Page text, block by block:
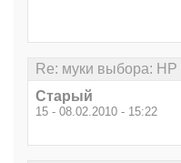
Re: муки выбора:
Старый
15 - 08.02.2010 - 15:22